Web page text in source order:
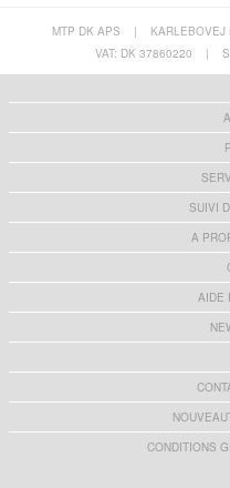
MTP DK APS | KARLEBOVEJ
VAT: DK 37860220
|
SUIVI
A
AIDE
CONDITIONS